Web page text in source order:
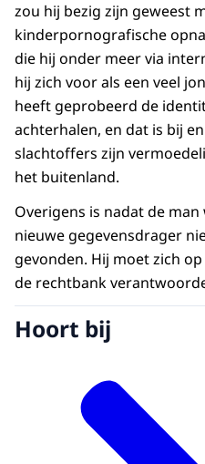
zou hij bezig zijn geweest
kinderpornografische
die hij onder meer via
hij zich voor als een veel
heeft geprobeerd de
achterhalen, en dat is bij
slachtoffers zijn
het buitenland.
Overigens is nadat de
nieuwe gegevensdrager
gevonden. Hij moet zich
de rechtbank
Hoort bij